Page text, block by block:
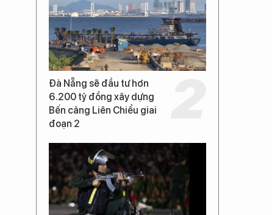
Đà Nẵng sẽ đầu tư hơn
6.200 tỷ đồng xây dựng
Bến cảng Liên Chiểu giai
đoạn 2